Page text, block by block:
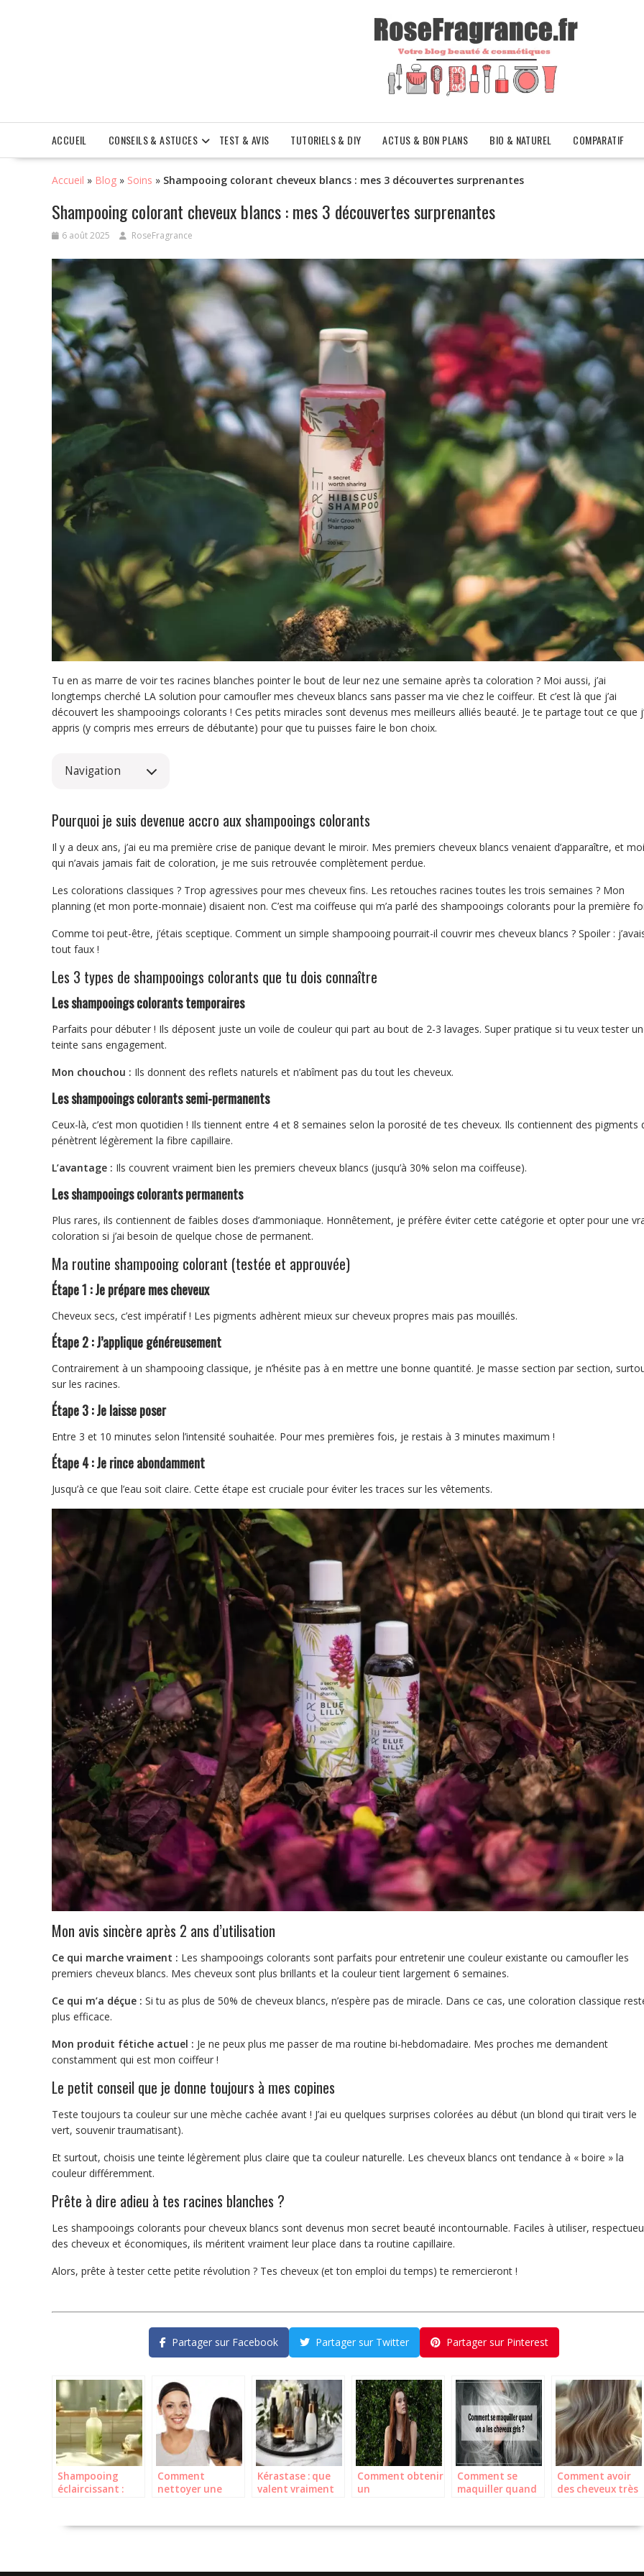
ACCUEIL CONSEILS & ASTUCES TEST & AVIS TUTORIELS & DIY ACTUS & BON PLANS BIO & NATUREL COMPARATIF
Accueil » Blog » Soins » Shampooing colorant cheveux blancs : mes 3 découvertes surprenantes
Shampooing colorant cheveux blancs : mes 3 découvertes surprenantes
6 août 2025 RoseFragrance
Tu en as marre de voir tes racines blanches pointer le bout de leur nez une semaine après ta coloration ? Moi aussi, j’ai
longtemps cherché LA solution pour camoufler mes cheveux blancs sans passer ma vie chez le coiffeur. Et c’est là que j’ai
découvert les shampooings colorants ! Ces petits miracles sont devenus mes meilleurs alliés beauté. Je te partage tout ce que
appris (y compris mes erreurs de débutante) pour que tu puisses faire le bon choix.
Navigation
Pourquoi je suis devenue accro aux shampooings colorants
Il y a deux ans, j’ai eu ma première crise de panique devant le miroir. Mes premiers cheveux blancs venaient d’apparaître, et moi
qui n’avais jamais fait de coloration, je me suis retrouvée complètement perdue.
Les colorations classiques ? Trop agressives pour mes cheveux fins. Les retouches racines toutes les trois semaines ? Mon
planning (et mon porte-monnaie) disaient non. C’est ma coiffeuse qui m’a parlé des shampooings colorants pour la première
Comme toi peut-être, j’étais sceptique. Comment un simple shampooing pourrait-il couvrir mes cheveux blancs ? Spoiler :
tout faux !
Les 3 types de shampooings colorants que tu dois connaître
Les shampooings colorants temporaires
Parfaits pour débuter ! Ils déposent juste un voile de couleur qui part au bout de 2-3 lavages. Super pratique si tu veux tester
teinte sans engagement.
Mon chouchou : Ils donnent des reflets naturels et n’abîment pas du tout les cheveux.
Les shampooings colorants semi-permanents
Ceux-là, c’est mon quotidien ! Ils tiennent entre 4 et 8 semaines selon la porosité de tes cheveux. Ils contiennent des pigments
pénètrent légèrement la fibre capillaire.
L’avantage : Ils couvrent vraiment bien les premiers cheveux blancs (jusqu’à 30% selon ma coiffeuse).
Les shampooings colorants permanents
Plus rares, ils contiennent de faibles doses d’ammoniaque. Honnêtement, je préfère éviter cette catégorie et opter pour une
coloration si j’ai besoin de quelque chose de permanent.
Ma routine shampooing colorant (testée et approuvée)
Étape 1 : Je prépare mes cheveux
Cheveux secs, c’est impératif ! Les pigments adhèrent mieux sur cheveux propres mais pas mouillés.
Étape 2 : J’applique généreusement
Contrairement à un shampooing classique, je n’hésite pas à en mettre une bonne quantité. Je masse section par section,
sur les racines.
Étape 3 : Je laisse poser
Entre 3 et 10 minutes selon l’intensité souhaitée. Pour mes premières fois, je restais à 3 minutes maximum !
Étape 4 : Je rince abondamment
Jusqu’à ce que l’eau soit claire. Cette étape est cruciale pour éviter les traces sur les vêtements.
Mon avis sincère après 2 ans d’utilisation
Ce qui marche vraiment : Les shampooings colorants sont parfaits pour entretenir une couleur existante ou camoufler les
premiers cheveux blancs. Mes cheveux sont plus brillants et la couleur tient largement 6 semaines.
Ce qui m’a déçue : Si tu as plus de 50% de cheveux blancs, n’espère pas de miracle. Dans ce cas, une coloration classique
plus efficace.
Mon produit fétiche actuel : Je ne peux plus me passer de ma routine bi-hebdomadaire. Mes proches me demandent
constamment qui est mon coiffeur !
Le petit conseil que je donne toujours à mes copines
Teste toujours ta couleur sur une mèche cachée avant ! J’ai eu quelques surprises colorées au début (un blond qui tirait vers le
vert, souvenir traumatisant).
Et surtout, choisis une teinte légèrement plus claire que ta couleur naturelle. Les cheveux blancs ont tendance à « boire » la
couleur différemment.
Prête à dire adieu à tes racines blanches ?
Les shampooings colorants pour cheveux blancs sont devenus mon secret beauté incontournable. Faciles à utiliser,
des cheveux et économiques, ils méritent vraiment leur place dans ta routine capillaire.
Alors, prête à tester cette petite révolution ? Tes cheveux (et ton emploi du temps) te remercieront !
Partager sur Facebook Partager sur Twitter Partager sur Pinterest
Shampooing
éclaircissant :
naturellement
Comment
nettoyer une
guide complet
Kérastase : que
valent vraiment
Comment obtenir
un
réussi
Comment se
maquiller quand
Comment avoir
des cheveux très
astuces